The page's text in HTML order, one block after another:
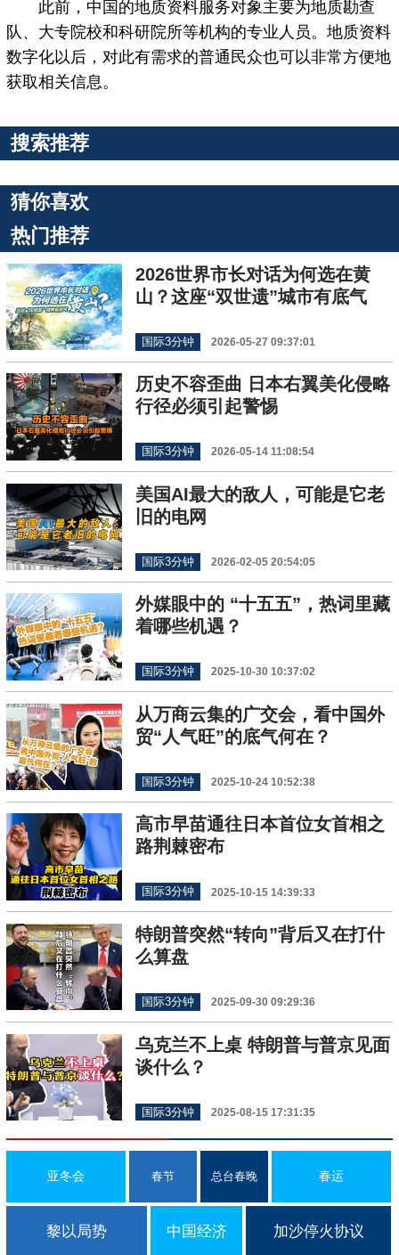
此前，中国的地质资料服务对象主要为地质勘查
队、大专院校和科研院所等机构的专业人员。地质资料
数字化以后，对此有需求的普通民众也可以非常方便地
获取相关信息。
搜索推荐
猜你喜欢
热门推荐
2026世界市长对话为何选在黄
山？这座“双世遗”城市有底气
国际3分钟 2026-05-27 09:37:01
历史不容歪曲 日本右翼美化侵略
行径必须引起警惕
国际3分钟 2026-05-14 11:08:54
美国AI最大的敌人，可能是它老
旧的电网
国际3分钟 2026-02-05 20:54:05
外媒眼中的 “十五五”，热词里藏
着哪些机遇？
国际3分钟 2025-10-30 10:37:02
从万商云集的广交会，看中国外
贸“人气旺”的底气何在？
国际3分钟 2025-10-24 10:52:38
高市早苗通往日本首位女首相之
路荆棘密布
国际3分钟 2025-10-15 14:39:33
特朗普突然“转向”背后又在打什
么算盘
国际3分钟 2025-09-30 09:29:36
乌克兰不上桌 特朗普与普京见面
谈什么？
国际3分钟 2025-08-15 17:31:35
亚冬会 春节 总台春晚 春运
黎以局势 中国经济 加沙停火协议